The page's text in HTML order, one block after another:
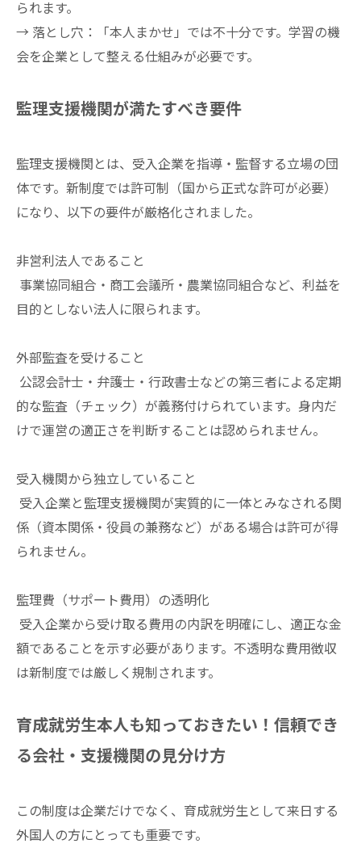
られます。
→ 落とし穴：「本人まかせ」では不十分です。学習の機
会を企業として整える仕組みが必要です。
監理支援機関が満たすべき要件
監理支援機関とは、受入企業を指導・監督する立場の団
体です。新制度では許可制（国から正式な許可が必要）
になり、以下の要件が厳格化されました。
非営利法人であること
事業協同組合・商工会議所・農業協同組合など、利益を
目的としない法人に限られます。
外部監査を受けること
公認会計士・弁護士・行政書士などの第三者による定期
的な監査（チェック）が義務付けられています。身内だ
けで運営の適正さを判断することは認められません。
受入機関から独立していること
受入企業と監理支援機関が実質的に一体とみなされる関
係（資本関係・役員の兼務など）がある場合は許可が得
られません。
監理費（サポート費用）の透明化
受入企業から受け取る費用の内訳を明確にし、適正な金
額であることを示す必要があります。不透明な費用徴収
は新制度では厳しく規制されます。
育成就労生本人も知っておきたい！信頼でき
る会社・支援機関の見分け方
この制度は企業だけでなく、育成就労生として来日する
外国人の方にとっても重要です。